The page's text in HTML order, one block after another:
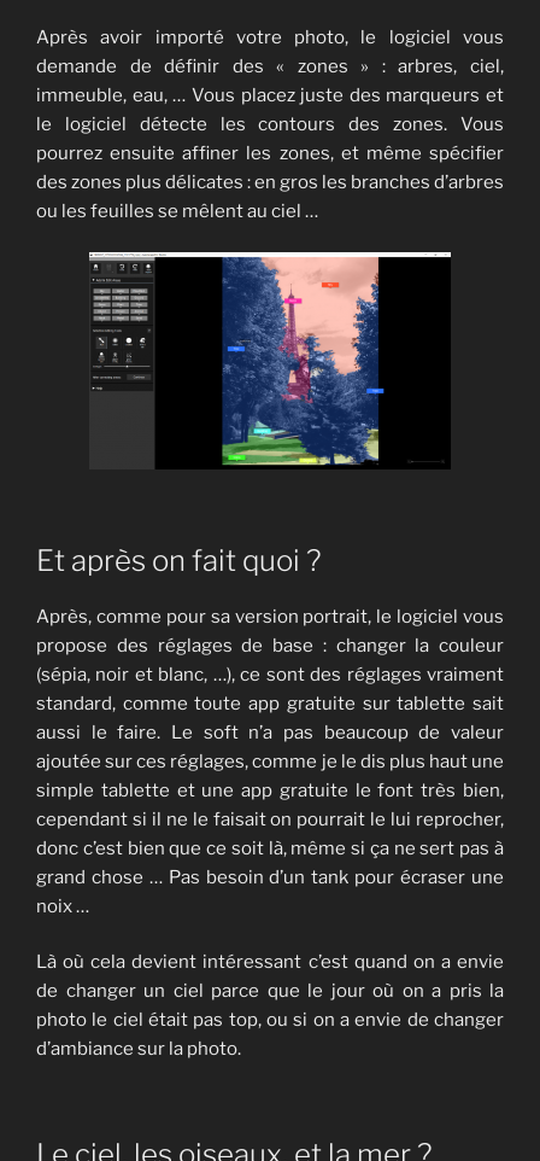
Après avoir importé votre photo, le logiciel vous
demande de définir des « zones » : arbres, ciel,
immeuble, eau, … Vous placez juste des marqueurs et
le logiciel détecte les contours des zones. Vous
pourrez ensuite affiner les zones, et même spécifier
des zones plus délicates : en gros les branches d’arbres
ou les feuilles se mêlent au ciel …
Et après on fait quoi ?
Après, comme pour sa version portrait, le logiciel vous
propose des réglages de base : changer la couleur
(sépia, noir et blanc, …), ce sont des réglages vraiment
standard, comme toute app gratuite sur tablette sait
aussi le faire. Le soft n’a pas beaucoup de valeur
ajoutée sur ces réglages, comme je le dis plus haut une
simple tablette et une app gratuite le font très bien,
cependant si il ne le faisait on pourrait le lui reprocher,
donc c’est bien que ce soit là, même si ça ne sert pas à
grand chose … Pas besoin d’un tank pour écraser une
noix …
Là où cela devient intéressant c’est quand on a envie
de changer un ciel parce que le jour où on a pris la
photo le ciel était pas top, ou si on a envie de changer
d’ambiance sur la photo.